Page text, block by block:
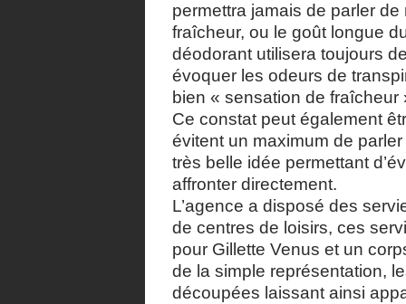
permettra jamais de parler
fraîcheur, ou le goût longue
déodorant utilisera toujours
évoquer les odeurs de
bien « sensation de fraîcheur
Ce constat peut également
évitent un maximum de
très belle idée permettant
affronter directement.
L’agence a disposé des
de centres de loisirs, ces
pour Gillette Venus et un
de la simple représentation,
découpées laissant ainsi